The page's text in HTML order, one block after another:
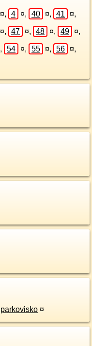
¤, 4 ¤, 40 ¤, 41 ¤,
¤, 47 ¤, 48 ¤, 49 ¤,
, 54 ¤, 55 ¤, 56 ¤,
parkovisko ¤